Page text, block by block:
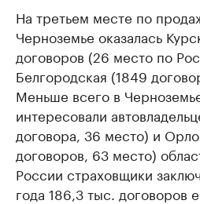
На третьем месте по
Черноземье оказалась
договоров (26 место по
Белгородская (1849
Меньше всего в
интересовали
договора, 36 место) и
договоров, 63 место)
России страховщики
года 186,3 тыс. договоров